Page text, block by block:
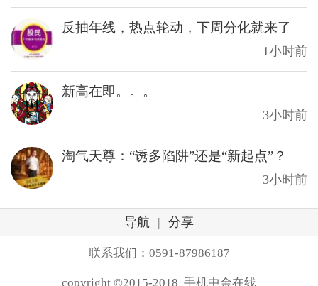
反抽年线，热点轮动，下周分化就来了
1小时前
新高在即。。。
3小时前
淘气天尊：“诱多陷阱”还是“新起点”？
3小时前
导航 | 分享
联系我们：0591-87986187
copyright ©2015-2018 手机中金在线